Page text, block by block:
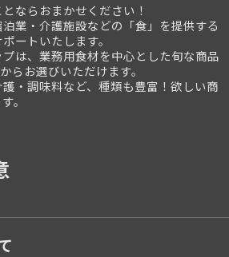
ならおまかせください！
業・介護施設などの「食」を提供する
ートいたします。
は、業務用食材を中心とした旬な商品
らお選びいただけます。
・調味料など、種類も豊富！欲しい商
。